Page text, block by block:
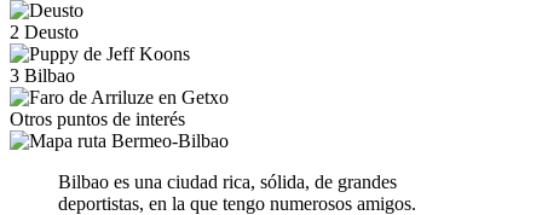
2 Deusto
3 Bilbao
Otros puntos de interés
Bilbao es una ciudad rica, sólida, de grandes
deportistas, en la que tengo numerosos amigos.